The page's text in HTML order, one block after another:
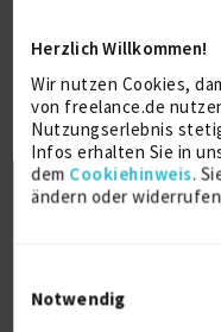
Herzlich Willkommen!
Wir nutzen Cookies,
von freelance.de
Nutzungserlebnis
Infos erhalten Sie in
dem Cookiehinweis.
ändern oder
Notwendig
Weitere Kenntnisse
Medizinstudium,
Gesundheit/
für
Sprache